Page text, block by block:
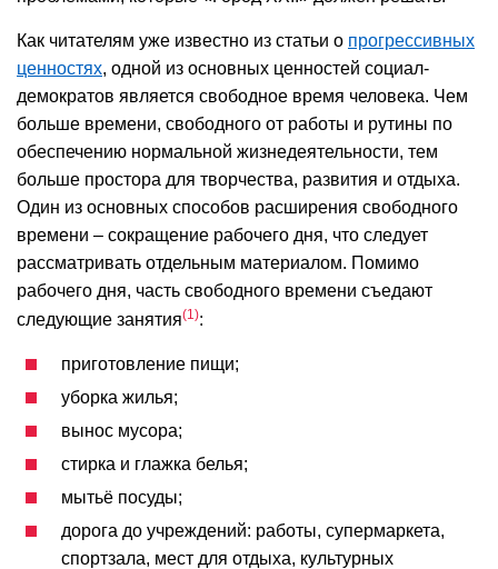
Как читателям уже известно из статьи о прогрессивных
ценностях, одной из основных ценностей социал-
демократов является свободное время человека. Чем
больше времени, свободного от работы и рутины по
обеспечению нормальной жизнедеятельности, тем
больше простора для творчества, развития и отдыха.
Один из основных способов расширения свободного
времени – сокращение рабочего дня, что следует
рассматривать отдельным материалом. Помимо
рабочего дня, часть свободного времени съедают
следующие занятия 1 :
приготовление пищи;
уборка жилья;
вынос мусора;
стирка и глажка белья;
мытьё посуды;
дорога до учреждений: работы, супермаркета,
спортзала, мест для отдыха, культурных